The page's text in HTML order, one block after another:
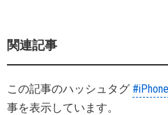
関連記事
この記事のハッシュタグ
事を表示しています。